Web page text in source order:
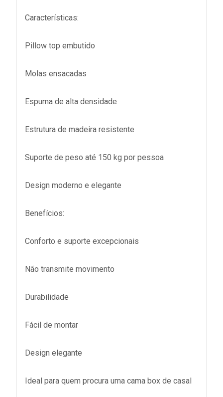
Características:
Pillow top embutido
Molas ensacadas
Espuma de alta densidade
Estrutura de madeira resistente
Suporte de peso até 150 kg por pessoa
Design moderno e elegante
Benefícios:
Conforto e suporte excepcionais
Não transmite movimento
Durabilidade
Fácil de montar
Design elegante
Ideal para quem procura uma cama box de casal